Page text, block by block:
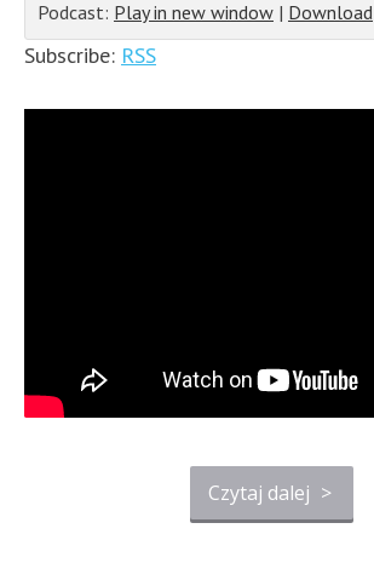
Podcast: Play in new window | Download
Subscribe: RSS
Czytaj dalej >